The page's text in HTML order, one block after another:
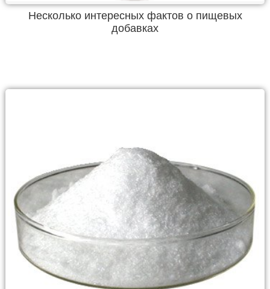
Несколько интересных фактов о пищевых
добавках